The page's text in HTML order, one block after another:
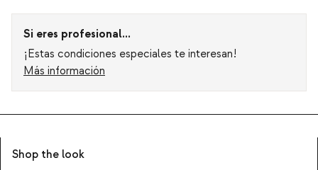
Si eres profesional...
¡Estas condiciones especiales te interesan!
Más información
Shop the look